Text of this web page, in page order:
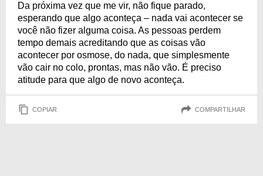
Da próxima vez que me vir, não fique parado,
esperando que algo aconteça – nada vai acontecer se
você não fizer alguma coisa. As pessoas perdem
tempo demais acreditando que as coisas vão
acontecer por osmose, do nada, que simplesmente
vão cair no colo, prontas, mas não vão. É preciso
atitude para que algo de novo aconteça.
COPIAR COMPARTILHAR